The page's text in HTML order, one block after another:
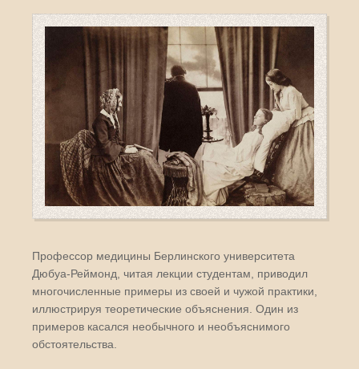
Профессор медицины Берлинского университета
Дюбуа-Реймонд, читая лекции студентам, приводил
многочисленные примеры из своей и чужой практики,
иллюстрируя теоретические объяснения. Один из
примеров касался необычного и необъяснимого
обстоятельства.